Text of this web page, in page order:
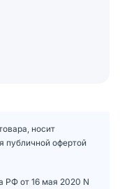
носит
публичной офертой
РФ от 16 мая 2020 N